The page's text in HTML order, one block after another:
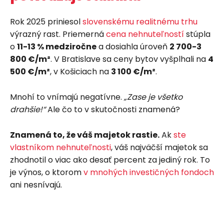
Rok 2025 priniesolslovenskému realitnému trhu
výrazný rast. Priemernácena nehnuteľnostístúpla
o11-13 % medziročnea dosiahla úroveň 2 700-3
800 €/m². V Bratislave sa ceny bytov vyšplhali na 4
500 €/m², v Košiciach na 3 100 €/m².
Mnohí to vnímajú negatívne. „Zase je všetko
drahšie!“Ale čo to v skutočnosti znamená?
Znamená to, že váš majetok rastie.Akste
vlastníkom nehnuteľnosti, váš najväčší majetok sa
zhodnotil o viac ako desať percent za jediný rok. To
je výnos, o ktoromv mnohých investičných fondoch
ani nesnívajú.